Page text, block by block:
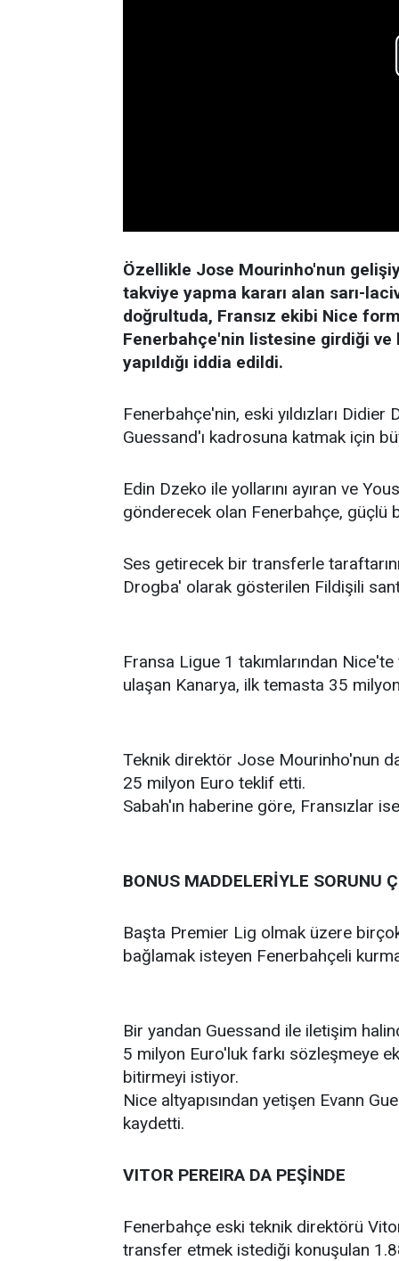
Özellikle Jose Mourinho'nun
takviye yapma kararı alan sarı-
doğrultuda, Fransız ekibi Nice
Fenerbahçe'nin listesine girdiği
yapıldığı iddia edildi.
Fenerbahçe'nin, eski yıldızları
Guessand'ı kadrosuna katmak için
Edin Dzeko ile yollarını ayıran ve
gönderecek olan Fenerbahçe, güçlü
Ses getirecek bir transferle
Drogba' olarak gösterilen Fildişili
Fransa Ligue 1 takımlarından
ulaşan Kanarya, ilk temasta 35
Teknik direktör Jose Mourinho'nun
25 milyon Euro teklif etti.
Sabah'ın haberine göre, Fransızlar
BONUS MADDELERİYLE SORUNU
Başta Premier Lig olmak üzere
bağlamak isteyen Fenerbahçeli
Bir yandan Guessand ile iletişim
5 milyon Euro'luk farkı sözleşmeye
bitirmeyi istiyor.
Nice altyapısından yetişen Evann
kaydetti.
VITOR PEREIRA DA PEŞİNDE
Fenerbahçe eski teknik direktörü
transfer etmek istediği konuşulan